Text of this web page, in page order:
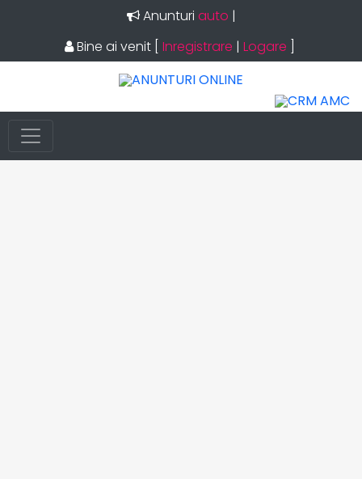
Anunturi auto |
Bine ai venit
Inregistrare | Logare